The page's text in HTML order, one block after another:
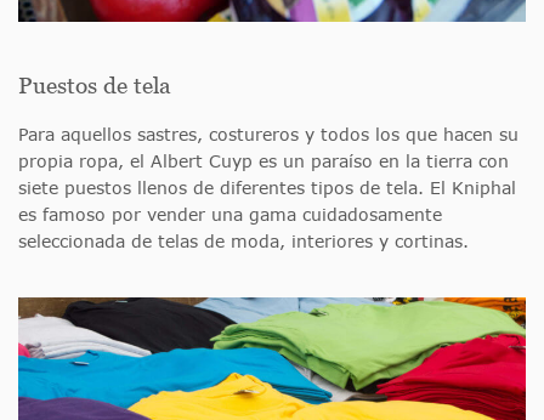
Puestos de tela
Para aquellos sastres, costureros y todos los que hacen su
propia ropa, el Albert Cuyp es un paraíso en la tierra con
siete puestos llenos de diferentes tipos de tela. El Kniphal
es famoso por vender una gama cuidadosamente
seleccionada de telas de moda, interiores y cortinas.